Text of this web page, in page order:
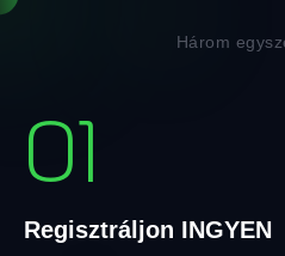
Három
01
Regisztráljon INGYEN